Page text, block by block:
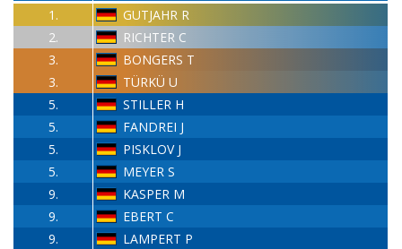
1.
GUTJAHR R
2.
RICHTER C
3.
BONGERS T
3.
TÜRKÜ U
5.
STILLER H
5.
FANDREI J
5.
PISKLOV J
5.
MEYER S
9.
KASPER M
9.
EBERT C
9.
LAMPERT P